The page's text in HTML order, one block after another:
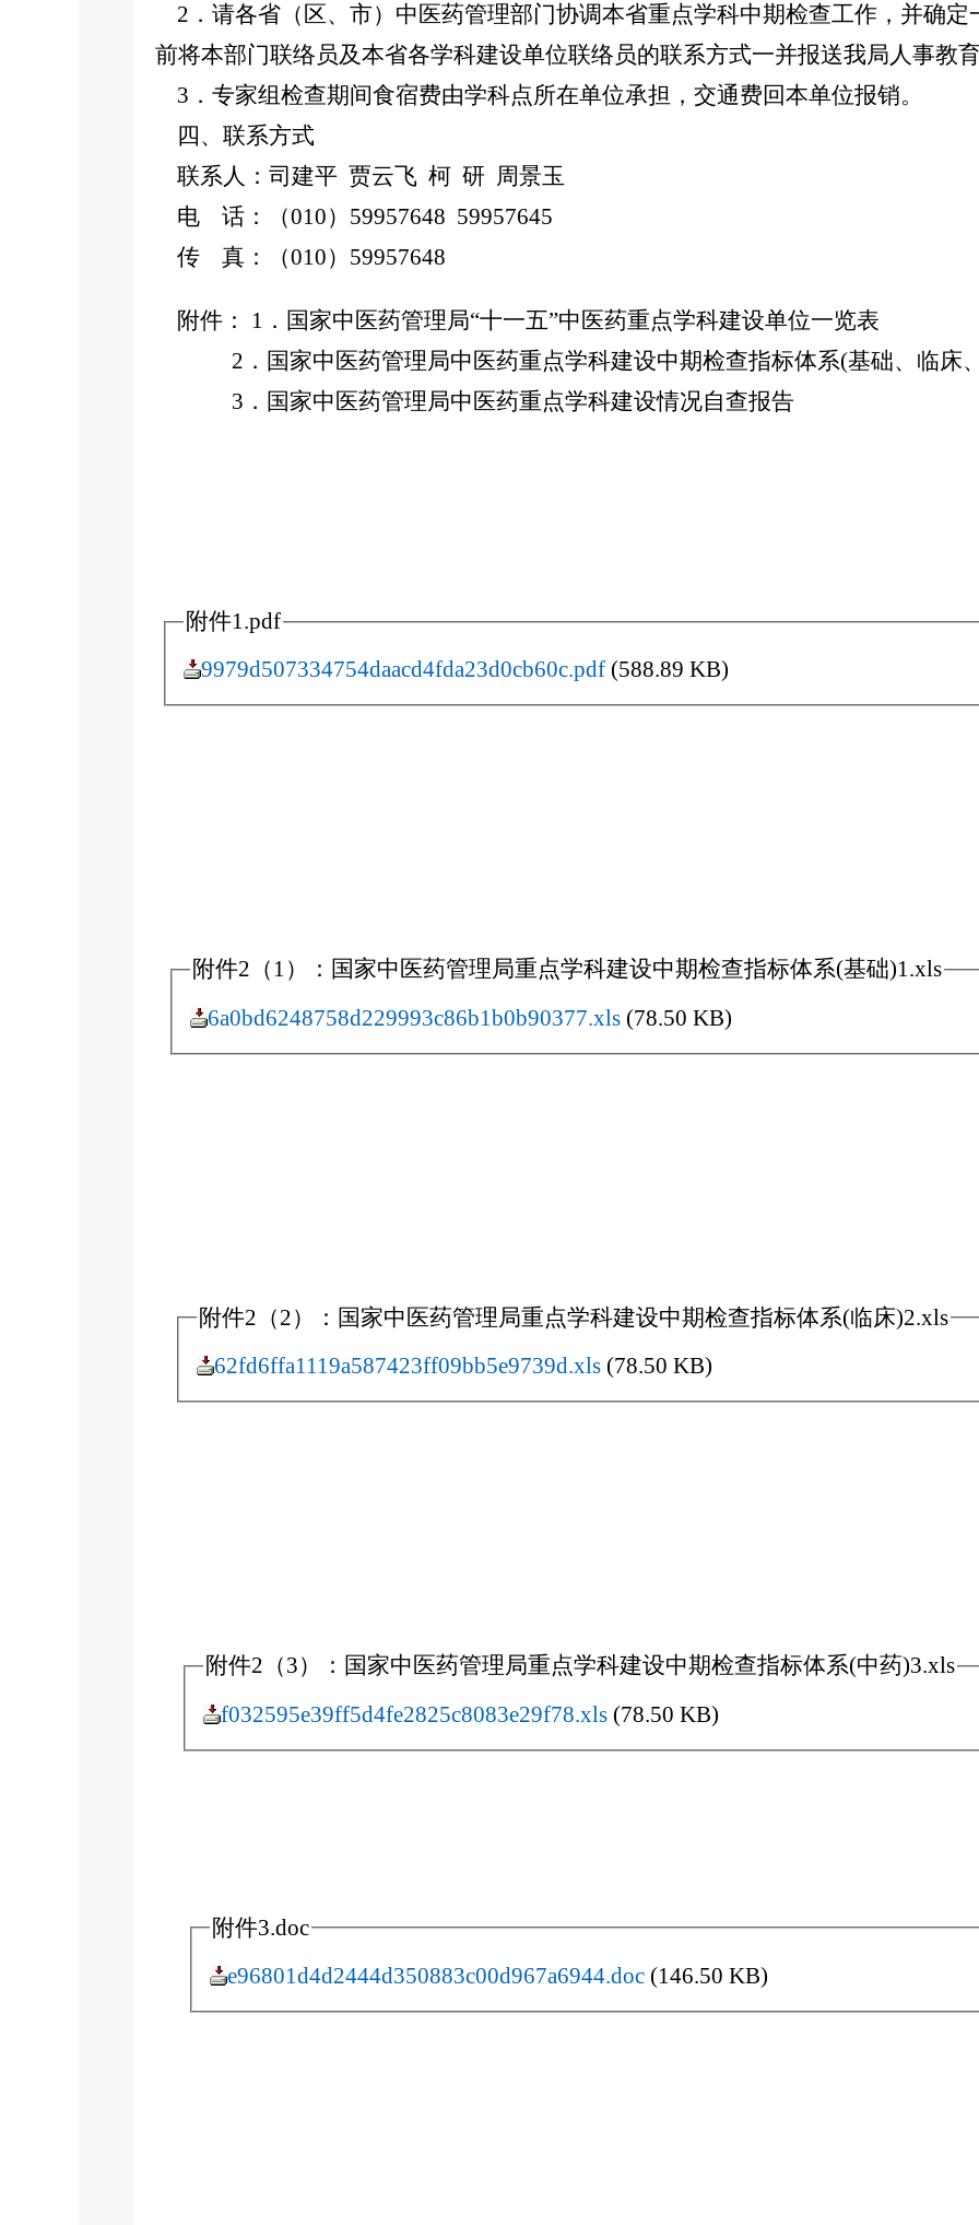
2．请各省（区、市）中医药管理部门协调本省重点学科中期检查工作，并确定
前将本部门联络员及本省各学科建设单位联络员的联系方式一并报送我局人事教
3．专家组检查期间食宿费由学科点所在单位承担，交通费回本单位报销。
四、联系方式
联系人：司建平 贾云飞 柯 研 周景玉
电 话：（010）59957648 59957645
传 真：（010）59957648
附件： 1．国家中医药管理局“十一五”中医药重点学科建设单位一览表
2．国家中医药管理局中医药重点学科建设中期检查指标体系(基础、临床
3．国家中医药管理局中医药重点学科建设情况自查报告
附件1.pdf
9979d507334754daacd4fda23d0cb60c.pdf(588.89 KB)
附件2（1）：国家中医药管理局重点学科建设中期检查指标体系(基础)1.xls
6a0bd6248758d229993c86b1b0b90377.xls(78.50 KB)
附件2（2）：国家中医药管理局重点学科建设中期检查指标体系(临床)2.xls
62fd6ffa1119a587423ff09bb5e9739d.xls(78.50 KB)
附件2（3）：国家中医药管理局重点学科建设中期检查指标体系(中药)3.xls
f032595e39ff5d4fe2825c8083e29f78.xls(78.50 KB)
附件3.doc
e96801d4d2444d350883c00d967a6944.doc(146.50 KB)